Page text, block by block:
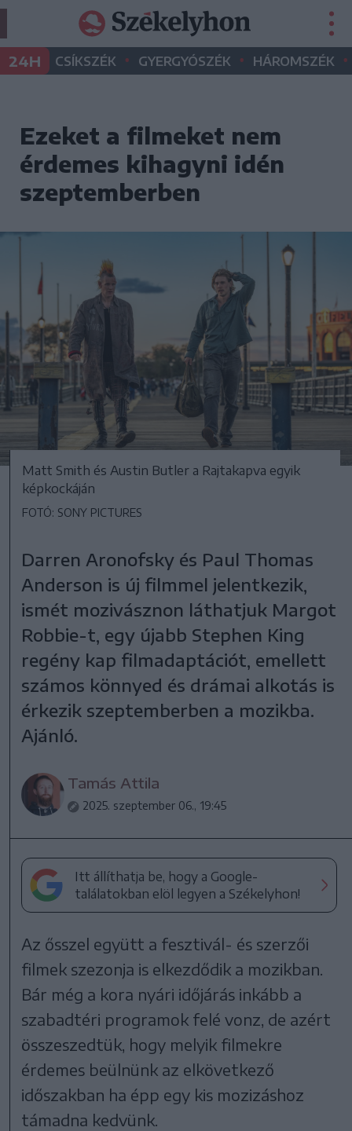
24H CSÍKSZÉK • GYERGYÓSZÉK • HÁROMSZÉK •
Ezeket a filmeket nem
érdemes kihagyni idén
szeptemberben
Matt Smith és Austin Butler a Rajtakapva egyik
képkockáján
FOTÓ: SONY PICTURES
Darren Aronofsky és Paul Thomas
Anderson is új filmmel jelentkezik,
ismét mozivásznon láthatjuk Margot
Robbie-t, egy újabb Stephen King
regény kap filmadaptációt, emellett
számos könnyed és drámai alkotás is
érkezik szeptemberben a mozikba.
Ajánló.
Tamás Attila
2025. szeptember 06., 19:45
Itt állíthatja be, hogy a Google-
találatokban elöl legyen a Székelyhon!
Az ősszel együtt a fesztivál- és szerzői
filmek szezonja is elkezdődik a mozikban.
Bár még a kora nyári időjárás inkább a
szabadtéri programok felé vonz, de azért
összeszedtük, hogy melyik filmekre
érdemes beülnünk az elkövetkező
időszakban ha épp egy kis mozizáshoz
támadna kedvünk.